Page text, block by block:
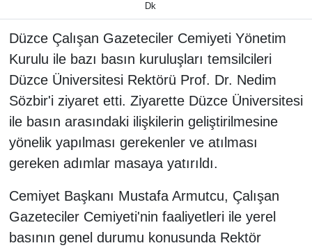
Dk
Düzce Çalışan Gazeteciler Cemiyeti Yönetim
Kurulu ile bazı basın kuruluşları temsilcileri
Düzce Üniversitesi Rektörü Prof. Dr. Nedim
Sözbir'i ziyaret etti. Ziyarette Düzce Üniversitesi
ile basın arasındaki ilişkilerin geliştirilmesine
yönelik yapılması gerekenler ve atılması
gereken adımlar masaya yatırıldı.
Cemiyet Başkanı Mustafa Armutcu, Çalışan
Gazeteciler Cemiyeti'nin faaliyetleri ile yerel
basının genel durumu konusunda Rektör